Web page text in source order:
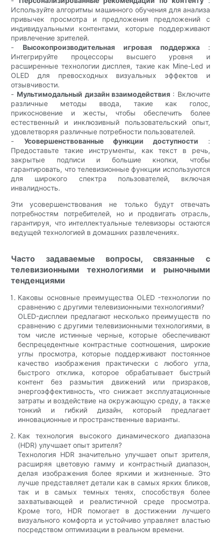
Используйте алгоритмы машинного обучения для анализа
привычек просмотра и предложения предложений с
индивидуальными контентами, которые поддерживают
привлечение зрителей.
- Высокопроизводительная игровая поддержка :
Интегрируйте процессоры высшего уровня и
расширенные технологии дисплея, такие как Mine-Led и
OLED для превосходных визуальных эффектов и
отзывчивости.
- Мультимодальный дизайн взаимодействия : Включите
различные методы ввода, такие как голос,
прикосновение и жесты, чтобы обеспечить более
естественный и инклюзивный пользовательский опыт,
удовлетворяя различные потребности пользователей.
- Усовершенствованные функции доступности :
Предоставьте такие инструменты, как текст в речь,
закрытые подписи и большие кнопки, чтобы
гарантировать, что телевизионные функции используются
для широкого спектра пользователей, включая
инвалидность.
Эти усовершенствования не только будут отвечать
потребностям потребителей, но и продвигать отрасль,
гарантируя, что интеллектуальные телевизоры остаются
ведущей технологией в домашних развлечениях.
Часто задаваемые вопросы, связанные с
телевизионными технологиями и рыночными
тенденциями
Каковы основные преимущества OLED -технологии по
сравнению с другими телевизионными технологиями?
OLED-дисплеи предлагают несколько преимуществ по
сравнению с другими телевизионными технологиями, в
том числе истинные черные, которые обеспечивают
беспрецедентные контрастные соотношения, широкие
углы просмотра, которые поддерживают постоянное
качество изображения практически с любого угла,
быстрого отклика, которое обрабатывает быстрый
контент без размытия движений или призраков,
энергоэффективность, что снижает эксплуатационные
затраты и воздействие на окружающую среду, а также
тонкий и гибкий дизайн, который предлагает
инновационные и пространственные варианты.
Как технология высокого динамического диапазона
(HDR) улучшает опыт зрителя?
Технология HDR значительно улучшает опыт зрителя,
расширяя цветовую гамму и контрастный диапазон,
делая изображения более яркими и жизненные. Это
лучше представляет детали как в самых ярких бликов,
так и в самых темных тенях, способствуя более
захватывающей и реалистичной среде просмотра.
Кроме того, HDR помогает в достижении лучшего
визуального комфорта и устойчиво управляет властью
посредством оптимизации в реальном времени.